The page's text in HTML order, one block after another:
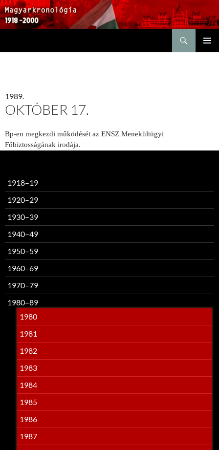
1989.
OKTÓBER 17.
Bp-en megkezdi működését az ENSZ Menekültügyi
Főbiztosságának irodája.
1918–19
1920–29
1930–39
1940–49
1950–59
1960–69
1970–79
1980–89
1980
1981
1982
1983
1984
1985
1986
1987